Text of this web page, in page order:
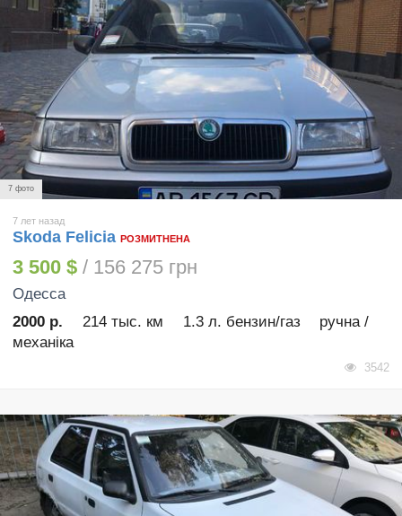
7 фото
7 лет назад
Skoda Felicia РОЗМИТНЕНА
3 500 $ / 156 275 грн
Одесса
2000 р.
214 тыс. км 1.3 л. бензин/газ
ручна /
механіка
3542